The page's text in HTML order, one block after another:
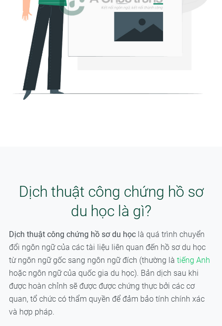
Dịch thuật công chứng hồ sơ
du học là gì?
Dịch thuật công chứng hồ sơ du họclà quá trình chuyển
đổi ngôn ngữ của các tài liệu liên quan đến hồ sơ du học
từ ngôn ngữ gốc sang ngôn ngữ đích (thường là tiếng Anh
hoặc ngôn ngữ của quốc gia du học). Bản dịch sau khi
được hoàn chỉnh sẽ được được chứng thực bởi các cơ
quan, tổ chức có thẩm quyền để đảm bảo tính chính xác
và hợp pháp.